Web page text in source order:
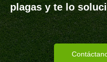
plagas y te lo